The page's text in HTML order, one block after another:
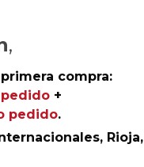
,
compra:
+
pedido.
Rioja,